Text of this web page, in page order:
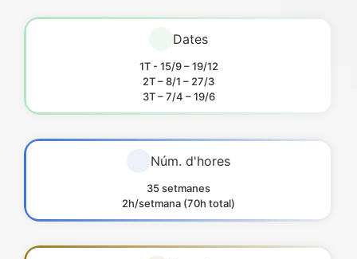
Dates
1T - 15/9 – 19/12
2T – 8/1 – 27/3
3T – 7/4 – 19/6
Núm. d'hores
35 setmanes
2h/setmana (70h total)